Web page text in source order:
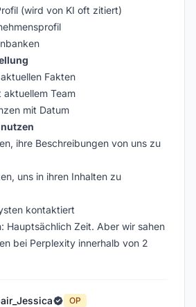
(wird von KI oft zitiert)
Fakten
aktuellem Team
mit Datum
ihre Beschreibungen von uns zu
uns in ihren Inhalten zu
kontaktiert
Hauptsächlich Zeit. Aber wir sahen
bei Perplexity innerhalb von 2
OP